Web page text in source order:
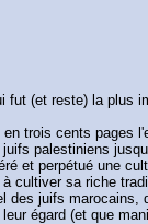
fut (et reste) la plus
trois cents pages
palestiniens
et perpétué une
cultiver sa riche
juifs marocains,
égard (et que